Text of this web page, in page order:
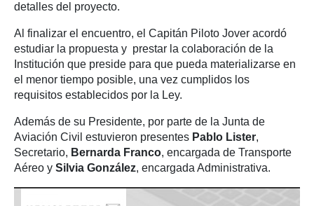
detalles del proyecto.
Al finalizar el encuentro, el Capitán Piloto Jover acordó
estudiar la propuesta y prestar la colaboración de la
Institución que preside para que pueda materializarse en
el menor tiempo posible, una vez cumplidos los
requisitos establecidos por la Ley.
Además de su Presidente, por parte de la Junta de
Aviación Civil estuvieron presentes Pablo Lister,
Secretario, Bernarda Franco, encargada de Transporte
Aéreo y Silvia González, encargada Administrativa.